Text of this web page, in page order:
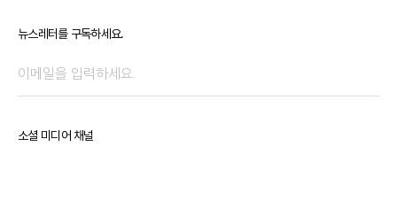
뉴스레터를 구독하세요.
소셜 미디어 채널